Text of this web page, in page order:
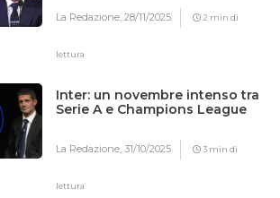
La Redazione,28/11/2025 2 min di
lettura
Inter: un novembre intenso tra
Serie A e Champions League
La Redazione,31/10/2025 3 min di
lettura